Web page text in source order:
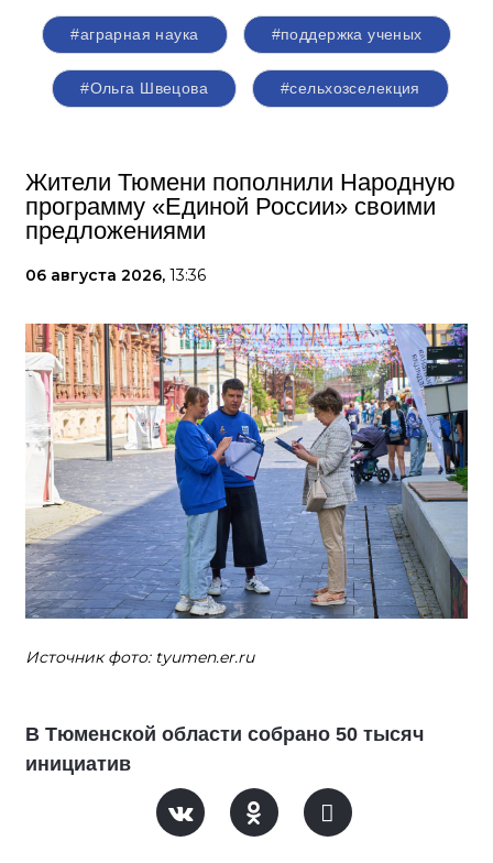
#аграрная наука #поддержка ученых
#Ольга Швецова #сельхозселекция
Жители Тюмени пополнили Народную
программу «Единой России» своими
предложениями
06 августа 2026, 13:36
Источник фото: tyumen.er.ru
В Тюменской области собрано 50 тысяч
инициатив